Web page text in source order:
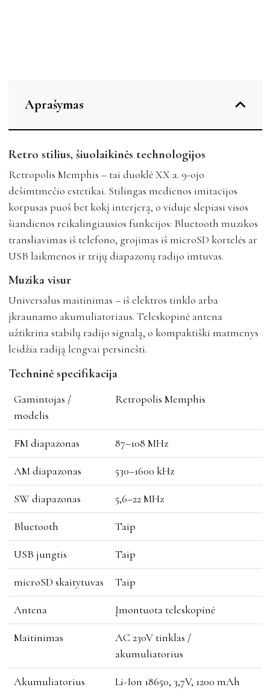
Aprašymas
Retro stilius, šiuolaikinės technologijos
Retropolis Memphis – tai duoklė XX a. 9-ojo
dešimtmečio estetikai. Stilingas medienos imitacijos
korpusas puoš bet kokį interjerą, o viduje slepiasi visos
šiandienos reikalingiausios funkcijos: Bluetooth muzikos
transliavimas iš telefono, grojimas iš microSD kortelės ar
USB laikmenos ir trijų diapazonų radijo imtuvas.
Muzika visur
Universalus maitinimas – iš elektros tinklo arba
įkraunamo akumuliatoriaus. Teleskopinė antena
užtikrina stabilų radijo signalą, o kompaktiški matmenys
leidžia radiją lengvai persinešti.
Techninė specifikacija
Gamintojas /
modelis
Retropolis Memphis
FM diapazonas 87–108 MHz
AM diapazonas 530–1600 kHz
SW diapazonas 5,6–22 MHz
Bluetooth Taip
USB jungtis Taip
microSD skaitytuvas Taip
Antena Įmontuota teleskopinė
Maitinimas
AC 230V tinklas /
akumuliatorius
Akumuliatorius Li-Ion 18650, 3,7V, 1200 mAh